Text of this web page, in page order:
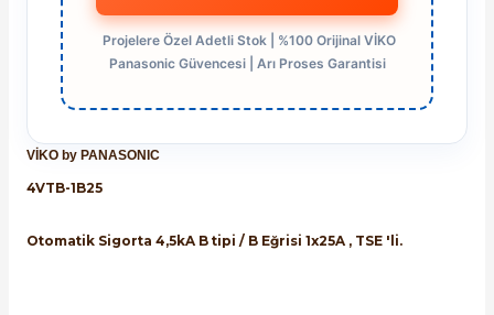
Projelere Özel Adetli Stok | %100 Orijinal VİKO
Panasonic Güvencesi | Arı Proses Garantisi
VİKO by PANASONIC
4VTB-1B25
Otomatik Sigorta 4,5kA B tipi / B Eğrisi 1x25A , TSE 'li.